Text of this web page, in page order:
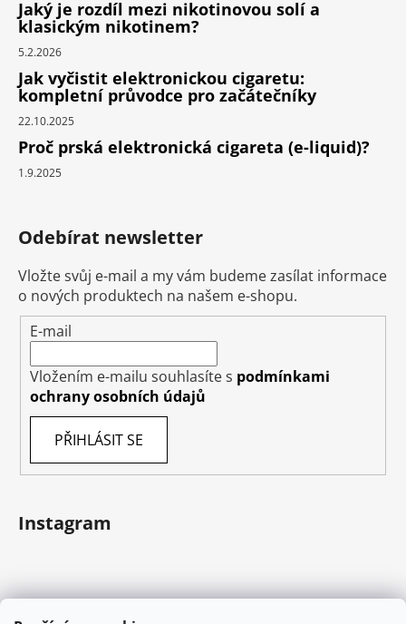
Jaký je rozdíl mezi nikotinovou solí a
klasickým nikotinem?
5.2.2026
Jak vyčistit elektronickou cigaretu:
kompletní průvodce pro začátečníky
22.10.2025
Proč prská elektronická cigareta (e-liquid)?
1.9.2025
Odebírat newsletter
Vložte svůj e-mail a my vám budeme zasílat informace
o nových produktech na našem e-shopu.
E-mail
Vložením e-mailu souhlasíte s podmínkami
ochrany osobních údajů
PŘIHLÁSIT SE
Instagram